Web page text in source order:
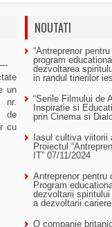
un
nr.
de
cu
NOUTATI
“Antreprenor
program
dezvoltarea
in randul tinerilor
“Serile Filmului de
Inspiratie si
prin Cinema si
Iasul cultiva viitorii
Proiectul
IT” 07/11/2024
Antreprenor pentru
Program
dezvoltarii spiritului
a dezvoltarii carierei
O companie